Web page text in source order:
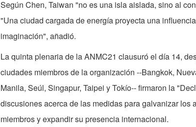
Según Chen, Taiwan "no es una isla aislada, sino al
"Una ciudad cargada de energía proyecta una
imaginación", añadió.
La quinta plenaria de la ANMC21 clausuró el día 14,
ciudades miembros de la organización --Bangkok,
Manila, Seúl, Singapur, Taipei y Tokío-- firmaron la
discusiones acerca de las medidas para galvanizar los
miembros y expandir su presencia internacional.